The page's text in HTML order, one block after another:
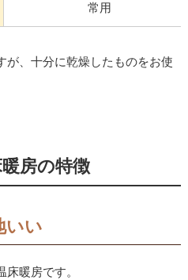
常用
、十分に乾燥したものをお使
房の特徴
いい
暖房です。